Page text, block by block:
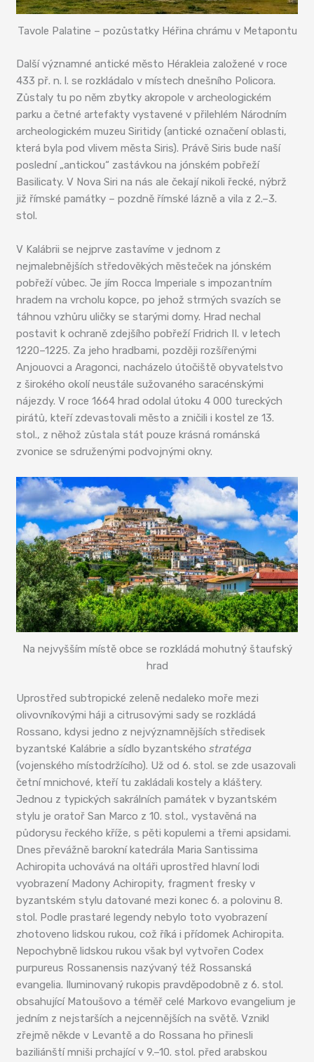
Tavole Palatine – pozůstatky Héřina chrámu v Metapontu
Další významné antické město Hérakleia založené v roce
433 př. n. l. se rozkládalo v místech dnešního Policora.
Zůstaly tu po něm zbytky akropole v archeologickém
parku a četné artefakty vystavené v přilehlém Národním
archeologickém muzeu Siritidy (antické označení oblasti,
která byla pod vlivem města Siris). Právě Siris bude naší
poslední „antickou“ zastávkou na jónském pobřeží
Basilicaty. V Nova Siri na nás ale čekají nikoli řecké, nýbrž
již římské památky – pozdně římské lázně a vila z 2.–3.
stol.
V Kalábrii se nejprve zastavíme v jednom z
nejmalebnějších středověkých městeček na jónském
pobřeží vůbec. Je jím Rocca Imperiale s impozantním
hradem na vrcholu kopce, po jehož strmých svazích se
táhnou vzhůru uličky se starými domy. Hrad nechal
postavit k ochraně zdejšího pobřeží Fridrich II. v letech
1220–1225. Za jeho hradbami, později rozšířenými
Anjouovci a Aragonci, nacházelo útočiště obyvatelstvo
z širokého okolí neustále sužovaného saracénskými
nájezdy. V roce 1664 hrad odolal útoku 4 000 tureckých
pirátů, kteří zdevastovali město a zničili i kostel ze 13.
stol., z něhož zůstala stát pouze krásná románská
zvonice se sdruženými podvojnými okny.
Na nejvyšším místě obce se rozkládá mohutný štaufský
hrad
Uprostřed subtropické zeleně nedaleko moře mezi
olivovníkovými háji a citrusovými sady se rozkládá
Rossano, kdysi jedno z nejvýznamnějších středisek
byzantské Kalábrie a sídlo byzantskéhostratéga
(vojenského místodržícího). Už od 6. stol. se zde usazovali
četní mnichové, kteří tu zakládali kostely a kláštery.
Jednou z typických sakrálních památek v byzantském
stylu je oratoř San Marco z 10. stol., vystavěná na
půdorysu řeckého kříže, s pěti kopulemi a třemi apsidami.
Dnes převážně barokní katedrála Maria Santissima
Achiropita uchovává na oltáři uprostřed hlavní lodi
vyobrazení Madony Achiropity, fragment fresky v
byzantském stylu datované mezi konec 6. a polovinu 8.
stol. Podle prastaré legendy nebylo toto vyobrazení
zhotoveno lidskou rukou, což říká i přídomek Achiropita.
Nepochybně lidskou rukou však byl vytvořen Codex
purpureus Rossanensis nazývaný též Rossanská
evangelia. Iluminovaný rukopis pravděpodobně z 6. stol.
obsahující Matoušovo a téměř celé Markovo evangelium je
jedním z nejstarších a nejcennějších na světě. Vznikl
zřejmě někde v Levantě a do Rossana ho přinesli
baziliánští mniši prchající v 9.–10. stol. před arabskou